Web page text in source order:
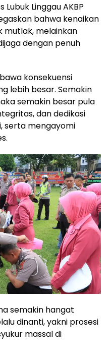
Linggau AKBP
bahwa kenaikan
mutlak, melainkan
dengan penuh
konsekuensi
lebih besar. Semakin
semakin besar pula
dan dedikasi
serta mengayomi
semakin hangat
dinanti, yakni prosesi
massal di